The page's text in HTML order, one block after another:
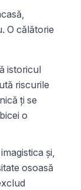
O călătorie
istoricul
riscurile
ți se
o
și,
osoasă